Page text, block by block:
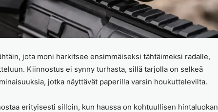
jota moni harkitsee ensimmäiseksi tähtäimeksi radalle,
Kiinnostus ei synny turhasta, sillä tarjolla on selkeä
jotka näyttävät paperilla varsin houkuttelevilta.
erityisesti silloin, kun haussa on kohtuullisen hintaluokan